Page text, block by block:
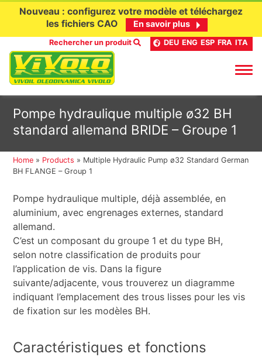
contenu
Nouveau : configurez votre modèle et téléchargez
les fichiers CAO
En savoir plus
Rechercher un produit DEU ENG ESP FRA ITA
Pompe hydraulique multiple ø32 BH
standard allemand BRIDE – Groupe 1
Home » Products » Multiple Hydraulic Pump ø32 Standard German
BH FLANGE – Group 1
Pompe hydraulique multiple, déjà assemblée, en
aluminium, avec engrenages externes, standard
allemand.
C’est un composant du groupe 1 et du type BH,
selon notre classification de produits pour
l’application de vis. Dans la figure
suivante/adjacente, vous trouverez un diagramme
indiquant l’emplacement des trous lisses pour les vis
de fixation sur les modèles BH.
Caractéristiques et fonctions